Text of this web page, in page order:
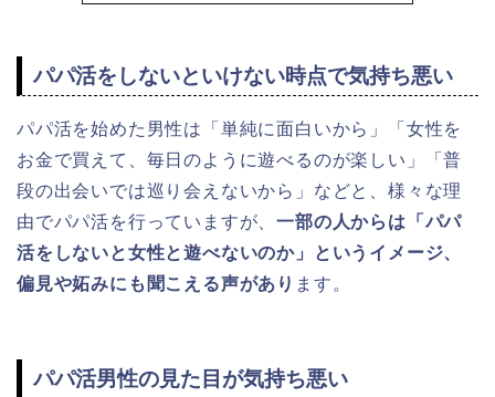
パパ活をしないといけない時点で気持ち悪い
パパ活を始めた男性は「単純に面白いから」「女性を
お金で買えて、毎日のように遊べるのが楽しい」「普
段の出会いでは巡り会えないから」などと、様々な理
由でパパ活を行っていますが、一部の人からは「パパ
活をしないと女性と遊べないのか」というイメージ、
偏見や妬みにも聞こえる声があり ます。
パパ活男性の見た目が気持ち悪い